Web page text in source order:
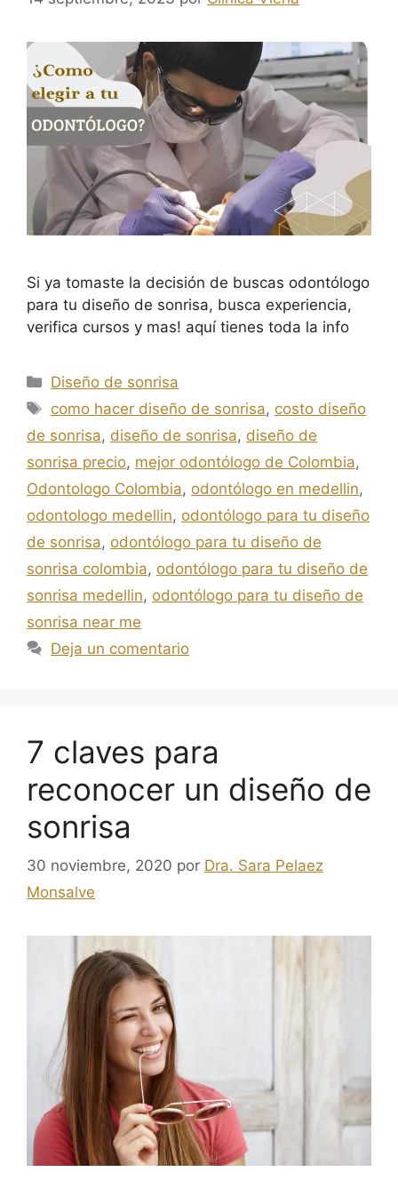
Si ya tomaste la decisión de buscas odontólogo
para tu diseño de sonrisa, busca experiencia,
verifica cursos y mas! aquí tienes toda la info
Diseño de sonrisa
como hacer diseño de sonrisa, costo diseño
de sonrisa, diseño de sonrisa, diseño de
sonrisa precio, mejor odontólogo de Colombia,
Odontologo Colombia, odontólogo en medellin,
odontologo medellin, odontólogo para tu diseño
de sonrisa, odontólogo para tu diseño de
sonrisa colombia, odontólogo para tu diseño de
sonrisa medellin, odontólogo para tu diseño de
sonrisa near me
Deja un comentario
7 claves para
reconocer un diseño de
sonrisa
30 noviembre, 2020 por Dra. Sara Pelaez
Monsalve